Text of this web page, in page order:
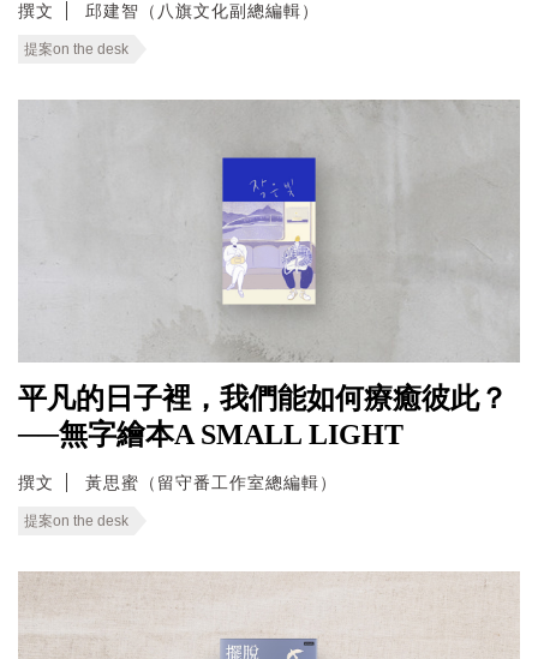
撰文 邱建智（八旗文化副總編輯）
提案on the desk
平凡的日子裡，我們能如何療癒彼此？
──無字繪本A SMALL LIGHT
撰文 黃思蜜（留守番工作室總編輯）
提案on the desk